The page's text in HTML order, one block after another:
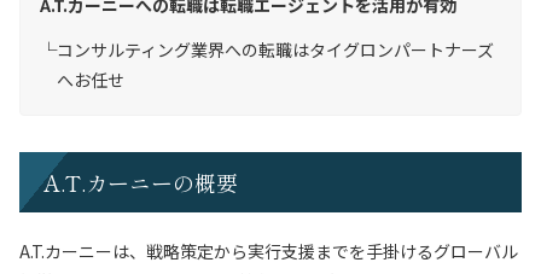
A.T.カーニーへの転職は転職エージェントを活用が有効
コンサルティング業界への転職はタイグロンパートナーズ
へお任せ
A.T.カーニーの概要
A.T.カーニーは、戦略策定から実行支援までを手掛けるグローバル